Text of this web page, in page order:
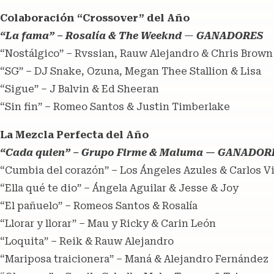
Colaboración “Crossover” del Año
“La fama” – Rosalía & The Weeknd — GANADORES
“Nostálgico” – Rvssian, Rauw Alejandro & Chris Brown
“SG” – DJ Snake, Ozuna, Megan Thee Stallion & Lisa
“Sigue” – J Balvin & Ed Sheeran
“Sin fin” – Romeo Santos & Justin Timberlake
La Mezcla Perfecta del Año
“Cada quien” – Grupo Firme & Maluma —
“Cumbia del corazón” – Los Ángeles Azules & Carlos
“Ella qué te dio” – Ángela Aguilar & Jesse & Joy
“El pañuelo” – Romeos Santos & Rosalía
“Llorar y llorar” – Mau y Ricky & Carin León
“Loquita” – Reik & Rauw Alejandro
“Mariposa traicionera” – Maná & Alejandro Fernández